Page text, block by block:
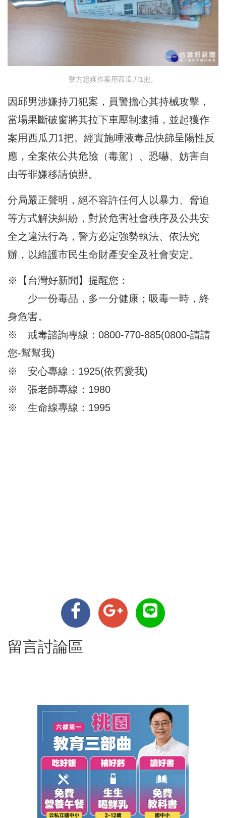
警方起獲作案用西瓜刀1把。
因邱男涉嫌持刀犯案，員警擔心其持械攻擊，
當場果斷破窗將其拉下車壓制逮捕，並起獲作
案用西瓜刀1把。經實施唾液毒品快篩呈陽性反
應，全案依公共危險（毒駕）、恐嚇、妨害自
由等罪嫌移請偵辦。
分局嚴正聲明，絕不容許任何人以暴力、脅迫
等方式解決糾紛，對於危害社會秩序及公共安
全之違法行為，警方必定強勢執法、依法究
辦，以維護市民生命財產安全及社會安定。
※【台灣好新聞】提醒您：
少一份毒品，多一分健康；吸毒一時，終
身危害。
※ 戒毒諮詢專線：0800-770-885(0800-請請
您-幫幫我)
※ 安心專線：1925(依舊愛我)
※ 張老師專線：1980
※ 生命線專線：1995
留言討論區